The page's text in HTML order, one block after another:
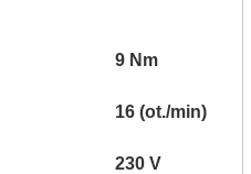
9 Nm
16 (ot./min)
230 V